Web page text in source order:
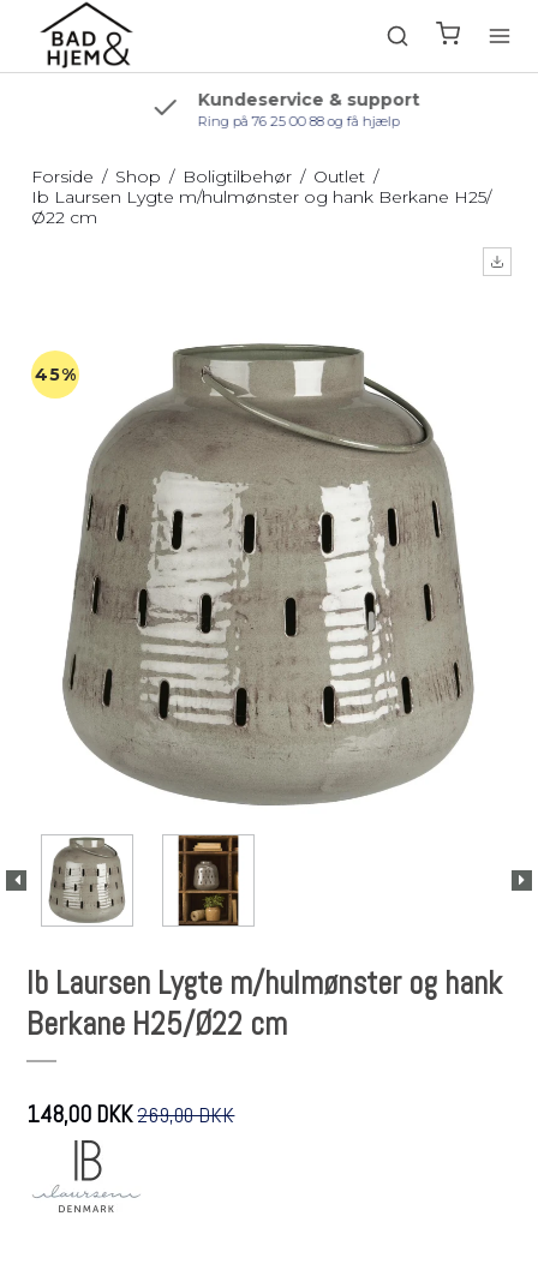
Kundeservice & support
Ring på 76 25 00 88 og få hjælp
Forside / Shop / Boligtilbehør / Outlet /
Ib Laursen Lygte m/hulmønster og hank Berkane H25/
Ø22 cm
45%
Ib Laursen Lygte m/hulmønster og hank
Berkane H25/Ø22 cm
148,00 DKK269,00 DKK